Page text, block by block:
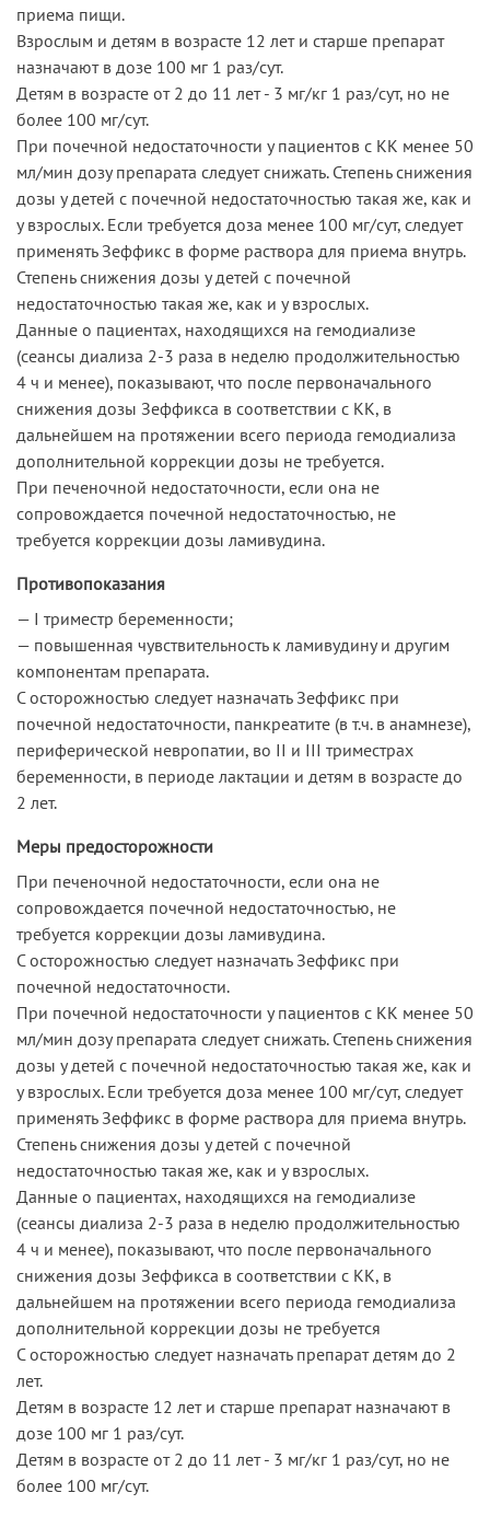
приема пищи.
Взрослым и детям в возрасте 12 лет и старше препарат
назначают в дозе 100 мг 1 раз/сут.
Детям в возрасте от 2 до 11 лет - 3 мг/кг 1 раз/сут, но не
более 100 мг/сут.
При почечной недостаточности у пациентов с КК менее 50
мл/мин дозу препарата следует снижать. Степень снижения
дозы у детей с почечной недостаточностью такая же, как и
у взрослых. Если требуется доза менее 100 мг/сут, следует
применять Зеффикс в форме раствора для приема внутрь.
Степень снижения дозы у детей с почечной
недостаточностью такая же, как и у взрослых.
Данные о пациентах, находящихся на гемодиализе
(сеансы диализа 2-3 раза в неделю продолжительностью
4 ч и менее), показывают, что после первоначального
снижения дозы Зеффикса в соответствии с КК, в
дальнейшем на протяжении всего периода гемодиализа
дополнительной коррекции дозы не требуется.
При печеночной недостаточности, если она не
сопровождается почечной недостаточностью, не
требуется коррекции дозы ламивудина.
Противопоказания
— I триместр беременности;
— повышенная чувствительность к ламивудину и другим
компонентам препарата.
С осторожностью следует назначать Зеффикс при
почечной недостаточности, панкреатите (в т.ч. в анамнезе),
периферической невропатии, во II и III триместрах
беременности, в периоде лактации и детям в возрасте до
2 лет.
Меры предосторожности
При печеночной недостаточности, если она не
сопровождается почечной недостаточностью, не
требуется коррекции дозы ламивудина.
С осторожностью следует назначать Зеффикс при
почечной недостаточности.
При почечной недостаточности у пациентов с КК менее 50
мл/мин дозу препарата следует снижать. Степень снижения
дозы у детей с почечной недостаточностью такая же, как и
у взрослых. Если требуется доза менее 100 мг/сут, следует
применять Зеффикс в форме раствора для приема внутрь.
Степень снижения дозы у детей с почечной
недостаточностью такая же, как и у взрослых.
Данные о пациентах, находящихся на гемодиализе
(сеансы диализа 2-3 раза в неделю продолжительностью
4 ч и менее), показывают, что после первоначального
снижения дозы Зеффикса в соответствии с КК, в
дальнейшем на протяжении всего периода гемодиализа
дополнительной коррекции дозы не требуется
С осторожностью следует назначать препарат детям до 2
лет.
Детям в возрасте 12 лет и старше препарат назначают в
дозе 100 мг 1 раз/сут.
Детям в возрасте от 2 до 11 лет - 3 мг/кг 1 раз/сут, но не
более 100 мг/сут.